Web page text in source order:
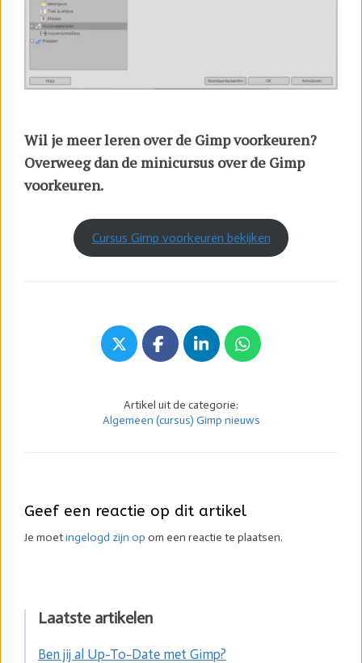
Wil je meer leren over de Gimp voorkeuren?
Overweeg dan de minicursus over de Gimp
voorkeuren.
Cursus Gimp voorkeuren bekijken
Artikel uit de categorie:
Algemeen (cursus) Gimp nieuws
Geef een reactie op dit artikel
Je moetingelogd zijn op om een reactie te plaatsen.
Laatste artikelen
Ben jij al Up-To-Date met Gimp?